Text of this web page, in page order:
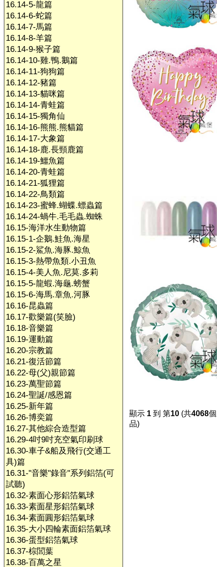
16.14-5-龍篇
16.14-6-蛇篇
16.14-7-馬篇
16.14-8-羊篇
16.14-9-猴子篇
16.14-10-雞.鴨.鵝篇
16.14-11-狗狗篇
16.14-12-豬篇
16.14-13-貓咪篇
16.14-14-青蛙篇
16.14-15-獨角仙
16.14-16-熊熊.熊貓篇
16.14-17-大象篇
16.14-18-鹿.長頸鹿篇
16.14-19-鱷魚篇
16.14-20-青蛙篇
16.14-21-狐狸篇
16.14-22-鳥類篇
16.14-23-蜜蜂.蝴蝶.螵蟲篇
16.14-24-蝸牛.毛毛蟲.蜘蛛
16.15-海洋水生動物篇
16.15-1-企鵝.鮭魚.海星
16.15-2-鯊魚.海豚.鯨魚
16.15-3-熱帶魚類.小丑魚
16.15-4-美人魚.尼莫.多莉
16.15-5-龍蝦.海龜.螃蟹
16.15-6-海馬.章魚.河豚
16.16-昆蟲篇
16.17-歡樂篇(笑臉)
16.18-音樂篇
16.19-運動篇
16.20-宗教篇
16.21-復活節篇
16.22-母(父)親節篇
16.23-萬聖節篇
16.24-聖誕/感恩篇
16.25-新年篇
16.26-博奕篇
16.27-其他綜合造型篇
16.29-4吋9吋充空氣印刷球
16.30-車子&船及飛行(交通工
具)篇
16.31-"音樂"錄音"系列鋁箔(可
試聽)
16.32-素面心形鋁箔氣球
16.33-素面星形鋁箔氣球
16.34-素面圓形鋁箔氣球
16.35-大小四輪素面鋁箔氣球
16.36-蛋型鋁箔氣球
16.37-棕閭葉
16.38-百萬之星
顯示 1 到 第10 (共4068
品)